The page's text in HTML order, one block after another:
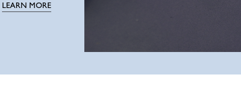
LEARN MORE